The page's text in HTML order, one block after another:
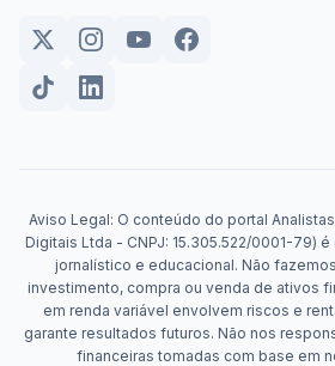
Aviso Legal: O conteúdo do portal
Digitais Ltda - CNPJ: 15.305.522/0001-79)
jornalístico e educacional. Não
investimento, compra ou venda de ativos
em renda variável envolvem riscos e
garante resultados futuros. Não nos
financeiras tomadas com base em